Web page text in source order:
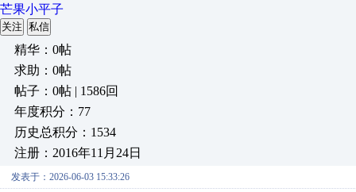
芒果小平子
关注 私信
精华：0帖
求助：0帖
帖子：0帖 | 1586回
年度积分：77
历史总积分：1534
注册：2016年11月24日
发表于：2026-06-03 15:33:26